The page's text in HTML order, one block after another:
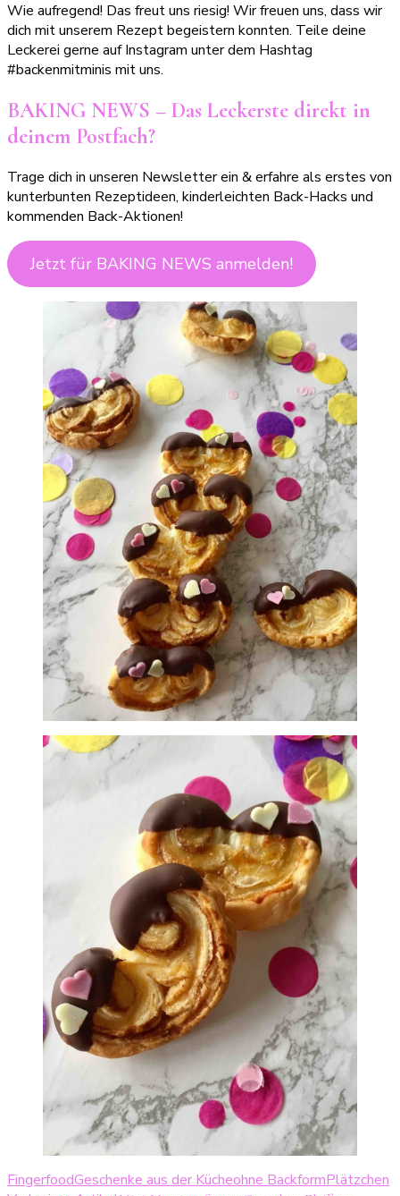
Wie aufregend! Das freut uns riesig! Wir freuen uns, dass wir
dich mit unserem Rezept begeistern konnten. Teile deine
Leckerei gerne auf Instagram unter dem Hashtag
#backenmitminis mit uns.
BAKING NEWS – Das Leckerste direkt in
deinem Postfach?
Trage dich in unseren Newsletter ein & erfahre als erstes von
kunterbunten Rezeptideen, kinderleichten Back-Hacks und
kommenden Back-Aktionen!
Jetzt für BAKING NEWS anmelden!
FingerfoodGeschenke aus der Kücheohne BackformPlätzchen